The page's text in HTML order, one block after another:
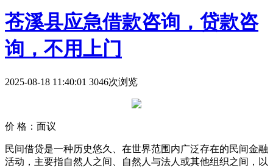
苍溪县应急借款咨询，贷款咨
询，不用上门
2025-08-18 11:40:01 3046次浏览
价 格： 面议
民间借贷是一种历史悠久、在世界范围内广泛存在的民间金融
活动，主要指自然人之间、自然人与法人或其他组织之间，以